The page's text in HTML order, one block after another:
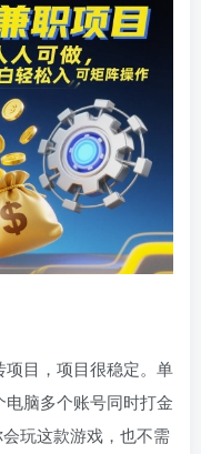
目，项目很稳定。单
脑多个账号同时打金
玩这款游戏，也不需